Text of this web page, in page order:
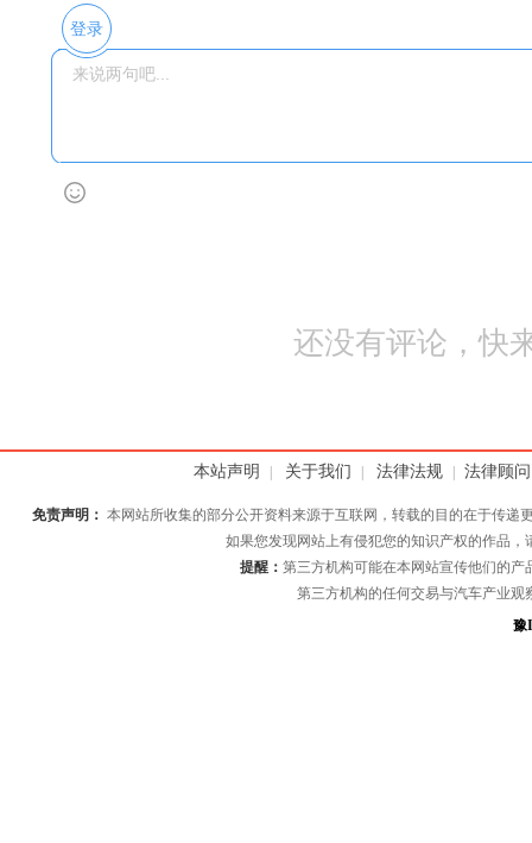
登录
还没有评论，快
本站声明 关于我们 法律法规 法律顾问
免责声明： 本网站所收集的部分公开资料来源于互联网，转载的目的在于传
如果您发现网站上有侵犯您的知识产权的作品
提醒： 第三方机构可能在本网站宣传他们的
第三方机构的任何交易与汽车产业
豫